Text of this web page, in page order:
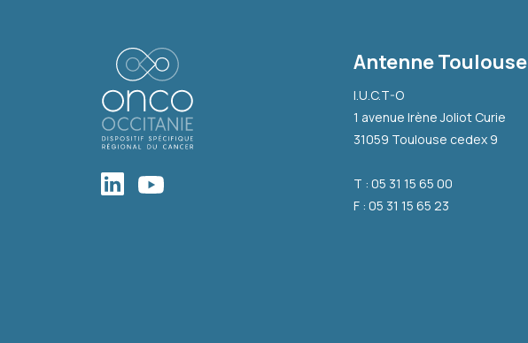
Antenne Toulouse
I.U.C.T-O
1 avenue Irène Joliot Curie
31059 Toulouse cedex 9
T : 05 31 15 65 00
F : 05 31 15 65 23